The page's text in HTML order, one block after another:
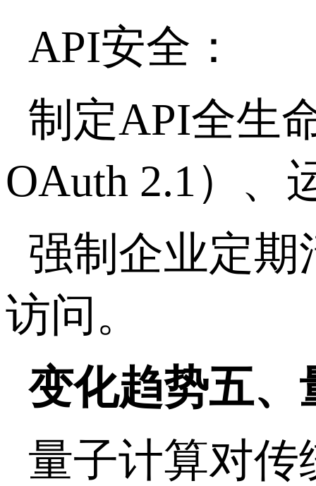
API安全：
制定API全生
OAuth 2.1）
强制企业定期
访问。
变化趋势五
量子计算对传